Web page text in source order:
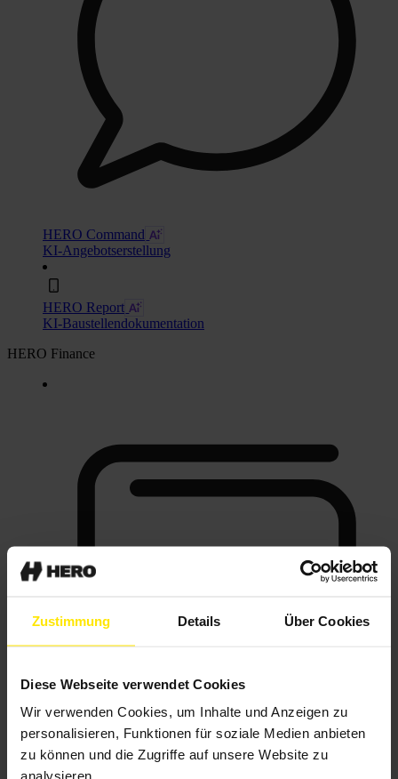
Zustimmung Details Über Cookies
Diese Webseite verwendet Cookies
Wir verwenden Cookies, um Inhalte und Anzeigen zu
personalisieren, Funktionen für soziale Medien anbieten
zu können und die Zugriffe auf unsere Website zu
analysieren.
HERO Command
KI-Angebotserstellung
HERO Report
KI-Baustellendokumentation
HERO Finance
HERO Walletneu
Digitale Zahlungen